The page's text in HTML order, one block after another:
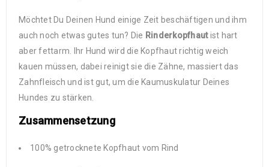
Möchtet Du Deinen Hund einige Zeit beschäftigen und ihm
auch noch etwas gutes tun? Die Rinderkopfhautist hart
aber fettarm. Ihr Hund wird die Kopfhaut richtig weich
kauen müssen, dabei reinigt sie die Zähne, massiert das
Zahnfleisch und ist gut, um die Kaumuskulatur Deines
Hundes zu stärken.
Zusammensetzung
100% getrocknete Kopfhaut vom Rind